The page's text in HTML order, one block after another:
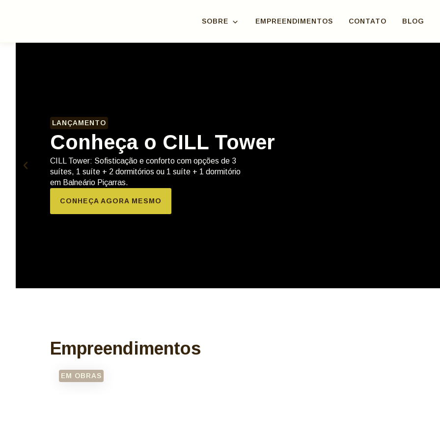
SOBRE EMPREENDIMENTOS CONTATO BLOG
LANÇAMENTO
Conheça o CILL Tower
CILL Tower: Sofisticação e conforto com opções de 3
suítes, 1 suíte + 2 dormitórios ou 1 suíte + 1 dormitório
em Balneário Piçarras.
CONHEÇA AGORA MESMO
Empreendimentos
EM OBRAS